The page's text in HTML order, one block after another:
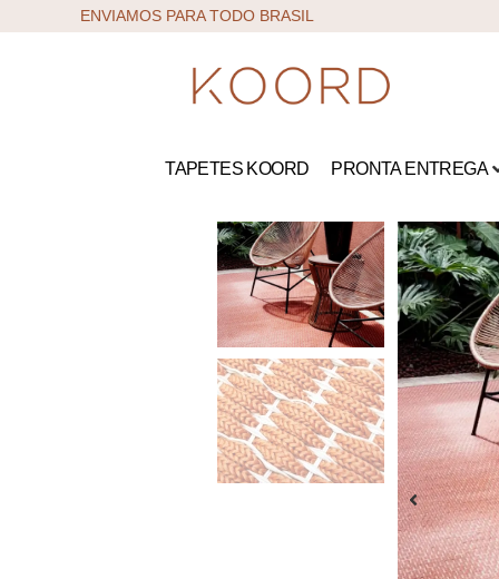
ENVIAMOS PARA TODO BRASIL
TAPETES KOORD PRONTA ENTREGA